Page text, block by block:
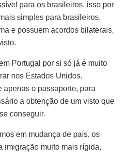
para os brasileiros, isso por
simples para brasileiros,
e possuem acordos bilaterais,
Portugal por si só já é muito
nos Estados Unidos.
apenas o passaporte, para
a obtenção de um visto que
conseguir.
em mudança de país, os
imigração muito mais rígida,